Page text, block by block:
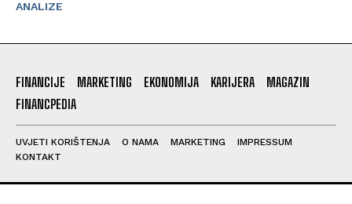
ANALIZE
FINANCIJE MARKETING EKONOMIJA KARIJERA
MAGAZIN
FINANCPEDIA
UVJETI KORIŠTENJA O NAMA MARKETING
IMPRESSUM
KONTAKT